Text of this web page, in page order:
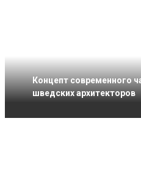
Концепт современного
шведских архитекторов